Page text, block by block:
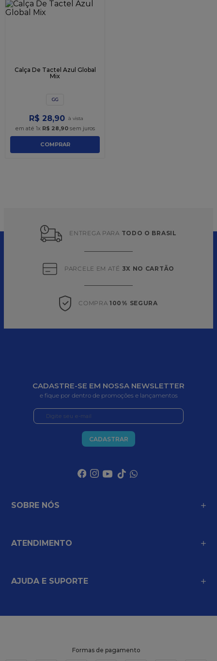
Calça De Tactel Azul Global
Mix
GG
R$ 28,90
em até 1x R$ 28,90 sem juros
COMPRAR
ENTREGA PARA TODO O BRASIL
PARCELE EM ATÉ 3X NO CARTÃO
COMPRA 100% SEGURA
CADASTRE-SE EM NOSSA NEWSLETTER
e fique por dentro de promoções e lançamentos
CADASTRAR
SOBRE NÓS
ATENDIMENTO
AJUDA E SUPORTE
Formas de pagamento